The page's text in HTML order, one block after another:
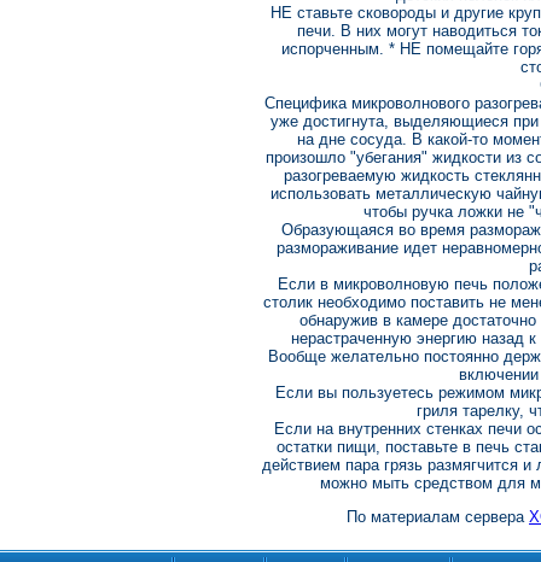
НЕ ставьте сковороды и другие
печи. В них могут наводиться
испорченным. * НЕ помещайте
Специфика микроволнового
уже достигнута, выделяющиеся
на дне сосуда. В какой-то
произошло "убегания" жидкости из
разогреваемую жидкость
использовать металлическую
чтобы ручка ложки не
Образующаяся во время
размораживание идет
Если в микроволновую печь
столик необходимо поставить не
обнаружив в камере
нерастраченную энергию назад
Вообще желательно постоянно
включении
Если вы пользуетесь режимом
гриля тарелку,
Если на внутренних стенках печи
остатки пищи, поставьте в печь
действием пара грязь размягчится
можно мыть средством для
По материалам сервера